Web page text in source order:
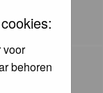
voor
behoren